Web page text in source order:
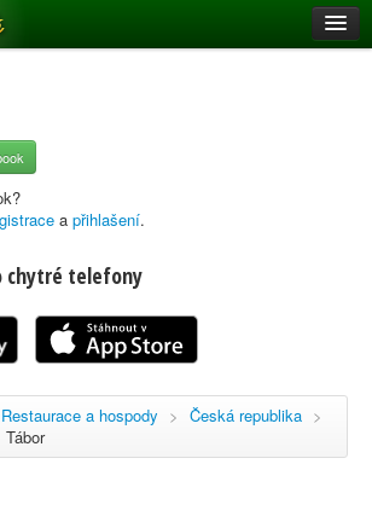
a přihlašení.
chytré telefony
Restaurace a hospody > Česká republika >
Tábor